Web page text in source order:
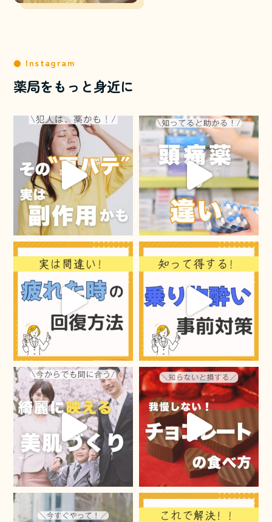
Instagram
薬局をもっと身近に